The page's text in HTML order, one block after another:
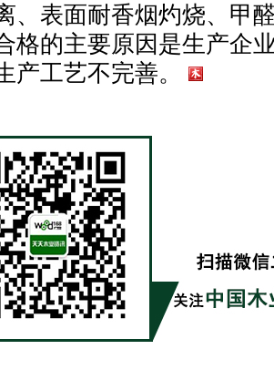
、表面耐香烟灼烧、甲
格的主要原因是生产企
产工艺不完善。